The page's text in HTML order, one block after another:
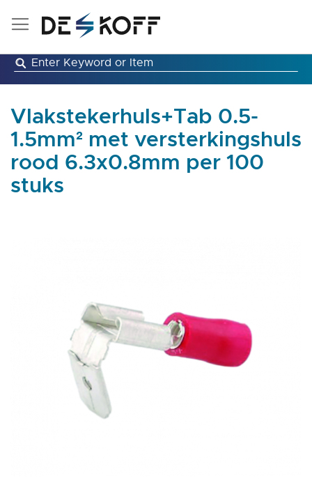
Ga
inhoud
Vlakstekerhuls+Tab 0.5-
1.5mm² met versterkingshuls
rood 6.3x0.8mm per 100
stuks